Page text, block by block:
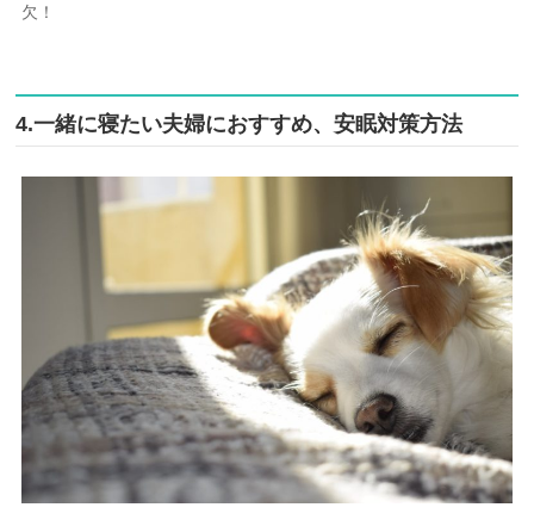
欠！
4.一緒に寝たい夫婦におすすめ、安眠対策方法